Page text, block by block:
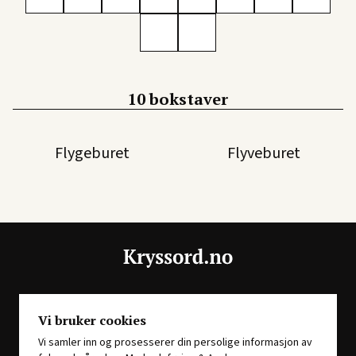
10 bokstaver
Flygeburet Flyveburet
Vi bruker cookies
Vi samler inn og prosesserer din persolige informasjon av